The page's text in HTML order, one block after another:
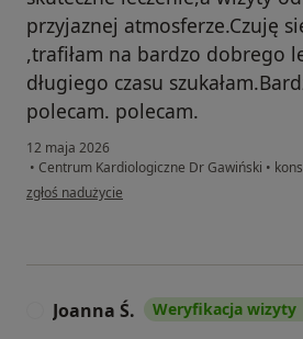
przyjaznej atmosferze.Czuję
,trafiłam na bardzo dobrego
długiego czasu
polecam. polecam.
12 maja 2026
• Centrum Kardiologiczne Dr Gawiński •
w opinii użytkownika Barbara
zgłoś nadużycie
Joanna Ś. Weryfikacja wizyty